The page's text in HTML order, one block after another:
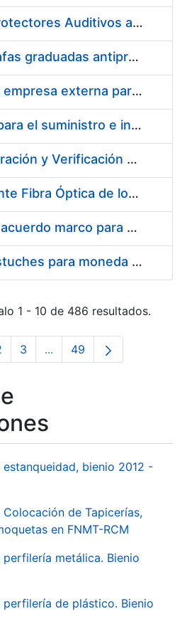
Suministro de Protectores Auditivos a medida para las personas trabajadoras de los Centros de Trabajo de Madrid y Burgos
Suministro de gafas graduadas antiproyecciones para los trabajadores de la FNMT-RCM en los centros de trabajo de Madrid y Burgos
Servicios de una empresa externa para el asesoramiento y resolución de los recursos de alzada que se presentan relacionados con procesos de selección para la FNMT-RCM
Acuerdo marco para el suministro e instalación de persianas, estores y otros complementos
Servicio de Calibración y Verificación Externa de los Equipos de Medición del Servicio de Prevención de la FNMT-RCM
Conexión mediante Fibra Óptica de los Centros de Proceso de Datos (CPDs) de las sedes de la FNMT-RCM de Burgos y Madrid
Contratación de acuerdo marco para el Suministro de Material de Electricidad para la Fábrica Nacional de Moneda y Timbre-Real Casa de la Moneda en su centro de trabajo de Burgos
Suministro de estuches para moneda de 30 €
1 - 10 de 486 resultados.
Página
3 ...Páginas intermedias Use
Página
49
bienio 2012 -
de Tapicerías,
en FNMT-RCM
metálica. Bienio
perfilería de plástico. Bienio